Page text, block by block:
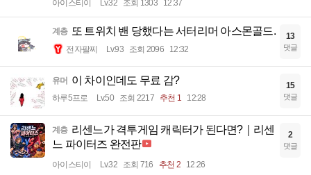
아이스티이 Lv.32 조회 1303 12:37
계층 또 트위치 밴 당했다는 서터리머 아스몬골드.
전자팔찌 Lv.93 조회 2096 12:32
13
댓글
유머 이 차이인데도 무료 감?
하루5프로 Lv.50 조회 2217 추천 1 12:28
15
댓글
계층 리센느가 격투게임 캐릭터가 된다면?｜리센
느 파이터즈 완전판
아이스티이 Lv.32 조회 716 추천 2 12:26
2
댓글